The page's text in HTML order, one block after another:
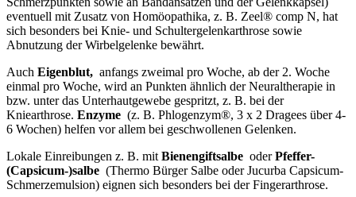
eventuell mit Zusatz von Homöopathika, z. B. Zeel® comp N, hat
sich besonders bei Knie- und Schultergelenkarthrose sowie
Abnutzung der Wirbelgelenke bewährt.
Auch Eigenblut, anfangs zweimal pro Woche, ab der 2. Woche
einmal pro Woche, wird an Punkten ähnlich der Neuraltherapie in
bzw. unter das Unterhautgewebe gespritzt, z. B. bei der
Kniearthrose. Enzyme (z. B. Phlogenzym®, 3 x 2 Dragees über 4-
6 Wochen) helfen vor allem bei geschwollenen Gelenken.
Lokale Einreibungen z. B. mit Bienengiftsalbe oderPfeffer-
(Capsicum-)salbe (Thermo Bürger Salbe oder Jucurba Capsicum-
Schmerzemulsion) eignen sich besonders bei der Fingerarthrose.